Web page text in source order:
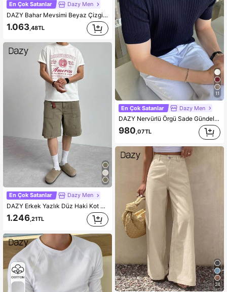
En Çok Satanlar Dazy Men
DAZY Bahar Mevsimi Beyaz Çizgili Uzun Kollu Erkek Gömleği
1.063,48TL
En Çok Satanlar Dazy Men
DAZY Erkek Yazlık Düz Haki Kot Şort ve Şort
1.246,21TL
11
En Çok Satanlar Dazy Men
DAZY Nervürlü Örgü Sade Gündelik Erkek Örgü Üstler
980,07TL
24